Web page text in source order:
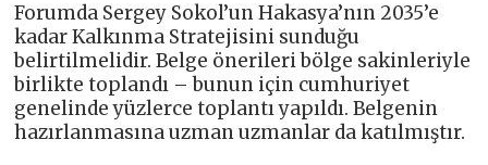
Forumda Sergey Sokol’un Hakasya’nın 2035’e
kadar Kalkınma Stratejisini sunduğu
belirtilmelidir. Belge önerileri bölge sakinleriyle
birlikte toplandı – bunun için cumhuriyet
genelinde yüzlerce toplantı yapıldı. Belgenin
hazırlanmasına uzman uzmanlar da katılmıştır.